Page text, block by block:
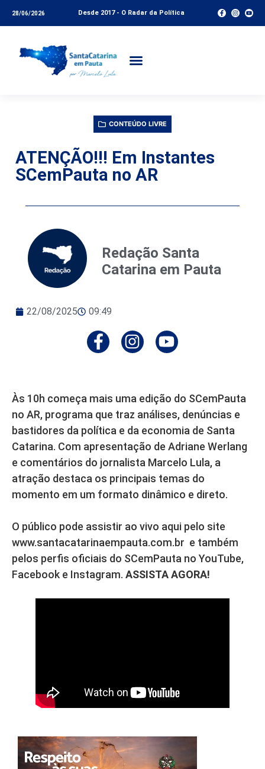
28/06/2026 Desde 2017 - O Radar da Política
CONTEÚDO LIVRE
ATENÇÃO!!! Em Instantes
SCemPauta no AR
Redação Santa
Catarina em Pauta
22/08/2025 09:49
Às 10h começa mais uma edição do SCemPauta
no AR, programa que traz análises, denúncias e
bastidores da política e da economia de Santa
Catarina. Com apresentação de Adriane Werlang
e comentários do jornalista Marcelo Lula, a
atração destaca os principais temas do
momento em um formato dinâmico e direto.
O público pode assistir ao vivo aqui pelo site
www.santacatarinaempauta.com.br e também
pelos perfis oficiais do SCemPauta no YouTube,
Facebook e Instagram. ASSISTA AGORA!